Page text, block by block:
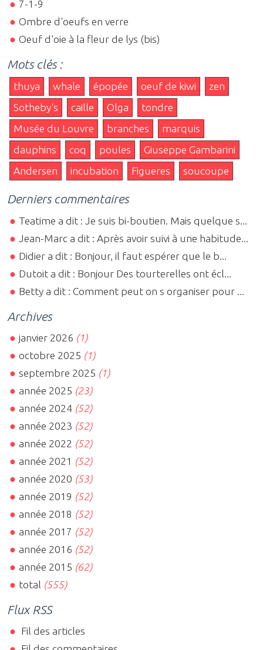
7-1-9
Ombre d'oeufs en verre
Oeuf d'oie à la fleur de lys (bis)
Mots clés :
thuya whale épopée oeuf de kiwi
zen
Sotheby's
caille Olga
tondre
Musée du Louvre
branches
marquis
dauphins
coq poules
Giuseppe Gambarini
Andersen
incubation Figueres soucoupe
Derniers commentaires
Teatime a dit : Je suis bi-boutien. Mais quelque s...
Jean-Marc a dit : Après avoir suivi à une habitude...
Didier a dit : Bonjour, il faut espérer que le b...
Dutoit a dit : Bonjour Des tourterelles ont écl...
Betty a dit : Comment peut on s organiser pour ...
Archives
janvier 2026 (1)
octobre 2025 (1)
septembre 2025 (1)
année 2025 (23)
année 2024 (52)
année 2023 (52)
année 2022 (52)
année 2021 (52)
année 2020 (53)
année 2019 (52)
année 2018 (52)
année 2017 (52)
année 2016 (52)
année 2015 (62)
total (555)
Flux RSS
Fil des articles